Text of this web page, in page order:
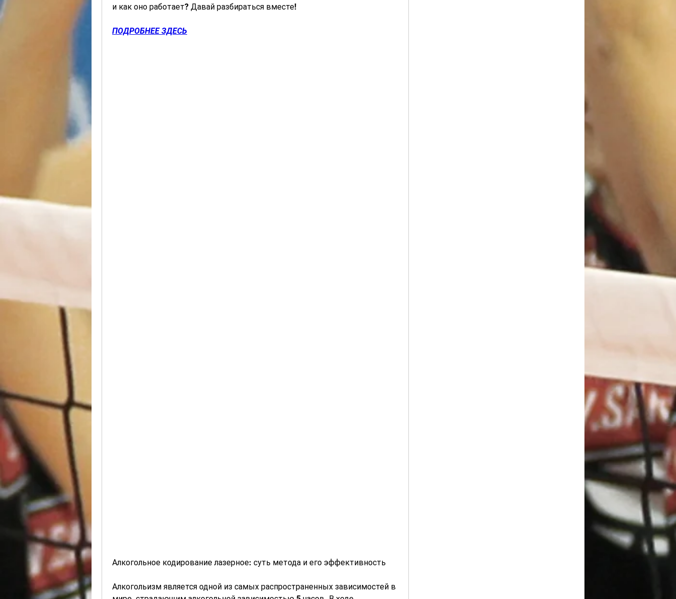
и как оно работает? Давай разбираться вместе!
ПОДРОБНЕЕ ЗДЕСЬ
Алкогольное кодирование лазерное: суть метода и его эффективность
Алкогольизм является одной из самых распространенных зависимостей в